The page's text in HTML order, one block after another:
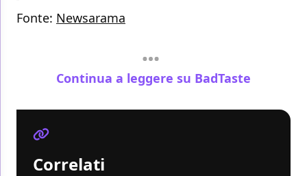
Fonte: Newsarama
Continua a leggere su BadTaste
Correlati